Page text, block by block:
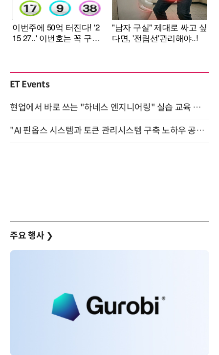
ET Events
현업에서 바로 쓰는 "하네스 엔지니어링" 실습 교육 워크숍 8월 20일 개최
"AI 핀옵스 시스템과 토큰 관리시스템 구축 노하우 공개" 잠실 한국광고문화회관 2층 대회의실 (8/21)
주요 행사 ❯